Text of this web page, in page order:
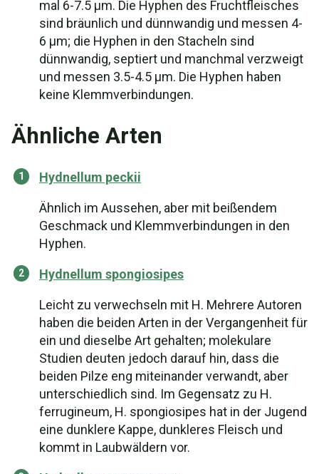
mal 6-7.5 μm. Die Hyphen des Fruchtfleisches
sind bräunlich und dünnwandig und messen 4-
6 μm; die Hyphen in den Stacheln sind
dünnwandig, septiert und manchmal verzweigt
und messen 3.5-4.5 μm. Die Hyphen haben
keine Klemmverbindungen.
Ähnliche Arten
Hydnellum peckii
Ähnlich im Aussehen, aber mit beißendem
Geschmack und Klemmverbindungen in den
Hyphen.
Hydnellum spongiosipes
Leicht zu verwechseln mit H. Mehrere Autoren
haben die beiden Arten in der Vergangenheit für
ein und dieselbe Art gehalten; molekulare
Studien deuten jedoch darauf hin, dass die
beiden Pilze eng miteinander verwandt, aber
unterschiedlich sind. Im Gegensatz zu H.
ferrugineum, H. spongiosipes hat in der Jugend
eine dunklere Kappe, dunkleres Fleisch und
kommt in Laubwäldern vor.